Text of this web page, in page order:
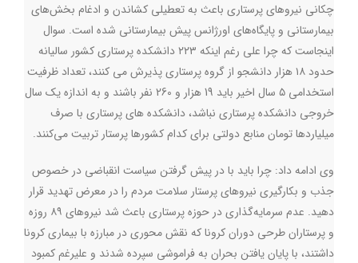
چکانی نیروهای پرستاری باعث به تعطیلی کشاندن و ادغام بخش‌های
بیمارستانی و پایگاه‌های اورژانس پیش بیمارستانی شده است. سوال
اینجاست که چرا علی رغم اینکه ۲۲۳ دانشکده پرستاری کشور سالیانه
حدود ۱۸ هزار دانشجو از گروه پرستاری پذیرش می‌ کنند، تعداد ظرفیت
استخدامی ۵ سال اخیر باید 19 هزار و 260 نفر باشند و به اندازه یک سال
خروجی دانشکده پرستاری نباشد، دانشکده های پرستاری با صرف
میلیاردها تومان منابع دولتی برای کدام کشورها پرستار تربیت می‌کنند.
وی ادامه داد: چرا باید با در پیش گرفتن سیاست انقباضی در خصوص
جذب و بکارگیری نیروهای پرستار سلامت مردم را در معرض تهدید قرار
دهید. عدم سرمایه‌گذاری در حوزه پرستاری باعث شد نیروهای ۸۹ روزه
و پرستاران طرحی دوران کرونا که نقش محوری در مبارزه با بیماری کرونا
داشتند، با پایان یافتن بحران به فراموشی سپرده شدند و علیرغم کمبود